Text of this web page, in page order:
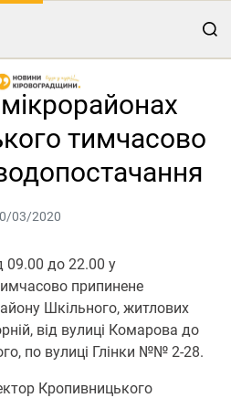
тимчасово
03/2020
09.00 до 22.00 у
припинене
Шкільного, житлових
від вулиці Комарова до
по вулиці Глінки №№ 2-28.
Кропивницького